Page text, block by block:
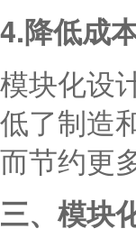
4.降低成
模块化设
低了制造
而节约更
三、模块